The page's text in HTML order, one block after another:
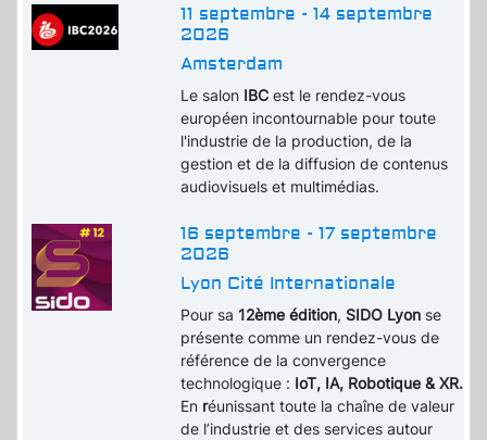
11 septembre - 14 septembre
2026
Amsterdam
Le salon IBCest le rendez-vous
européen incontournable pour toute
l'industrie de la production, de la
gestion et de la diffusion de contenus
audiovisuels et multimédias.
16 septembre - 17 septembre
2026
Lyon Cité Internationale
Pour sa12ème édition, SIDO Lyon se
présente comme un rendez-vous de
référence de la convergence
technologique : IoT, IA, Robotique & XR.
En réunissant toute la chaîne de valeur
de l’industrie et des services autour